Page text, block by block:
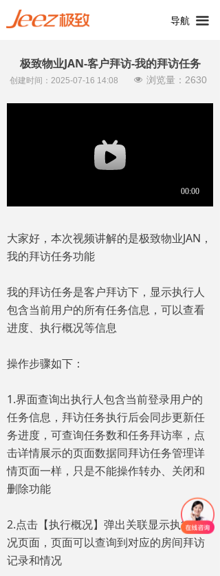
导航 끀
极致物业JAN-客户拜访-我的拜访任务
大家好，本次视频讲解的是极致物业JAN，
我的拜访任务功能
我的拜访任务是客户拜访下，显示执行人
包含当前用户的所有任务信息，可以查看
进度、执行概况等信息
操作步骤如下：
1.界面查询出执行人包含当前登录用户的
任务信息，拜访任务执行后会同步更新任
务进度，可查询任务数和任务拜访率，点
击详情展示的页面数据同拜访任务管理详
情页面一样，只是不能操作转办、关闭和
删除功能
2.点击【执行概况】弹出关联显示执行概
况页面，页面可以查询到对应的房间拜访
记录和情况
创建时间： 2025-07-16 14:08 넶 浏览量： 2630